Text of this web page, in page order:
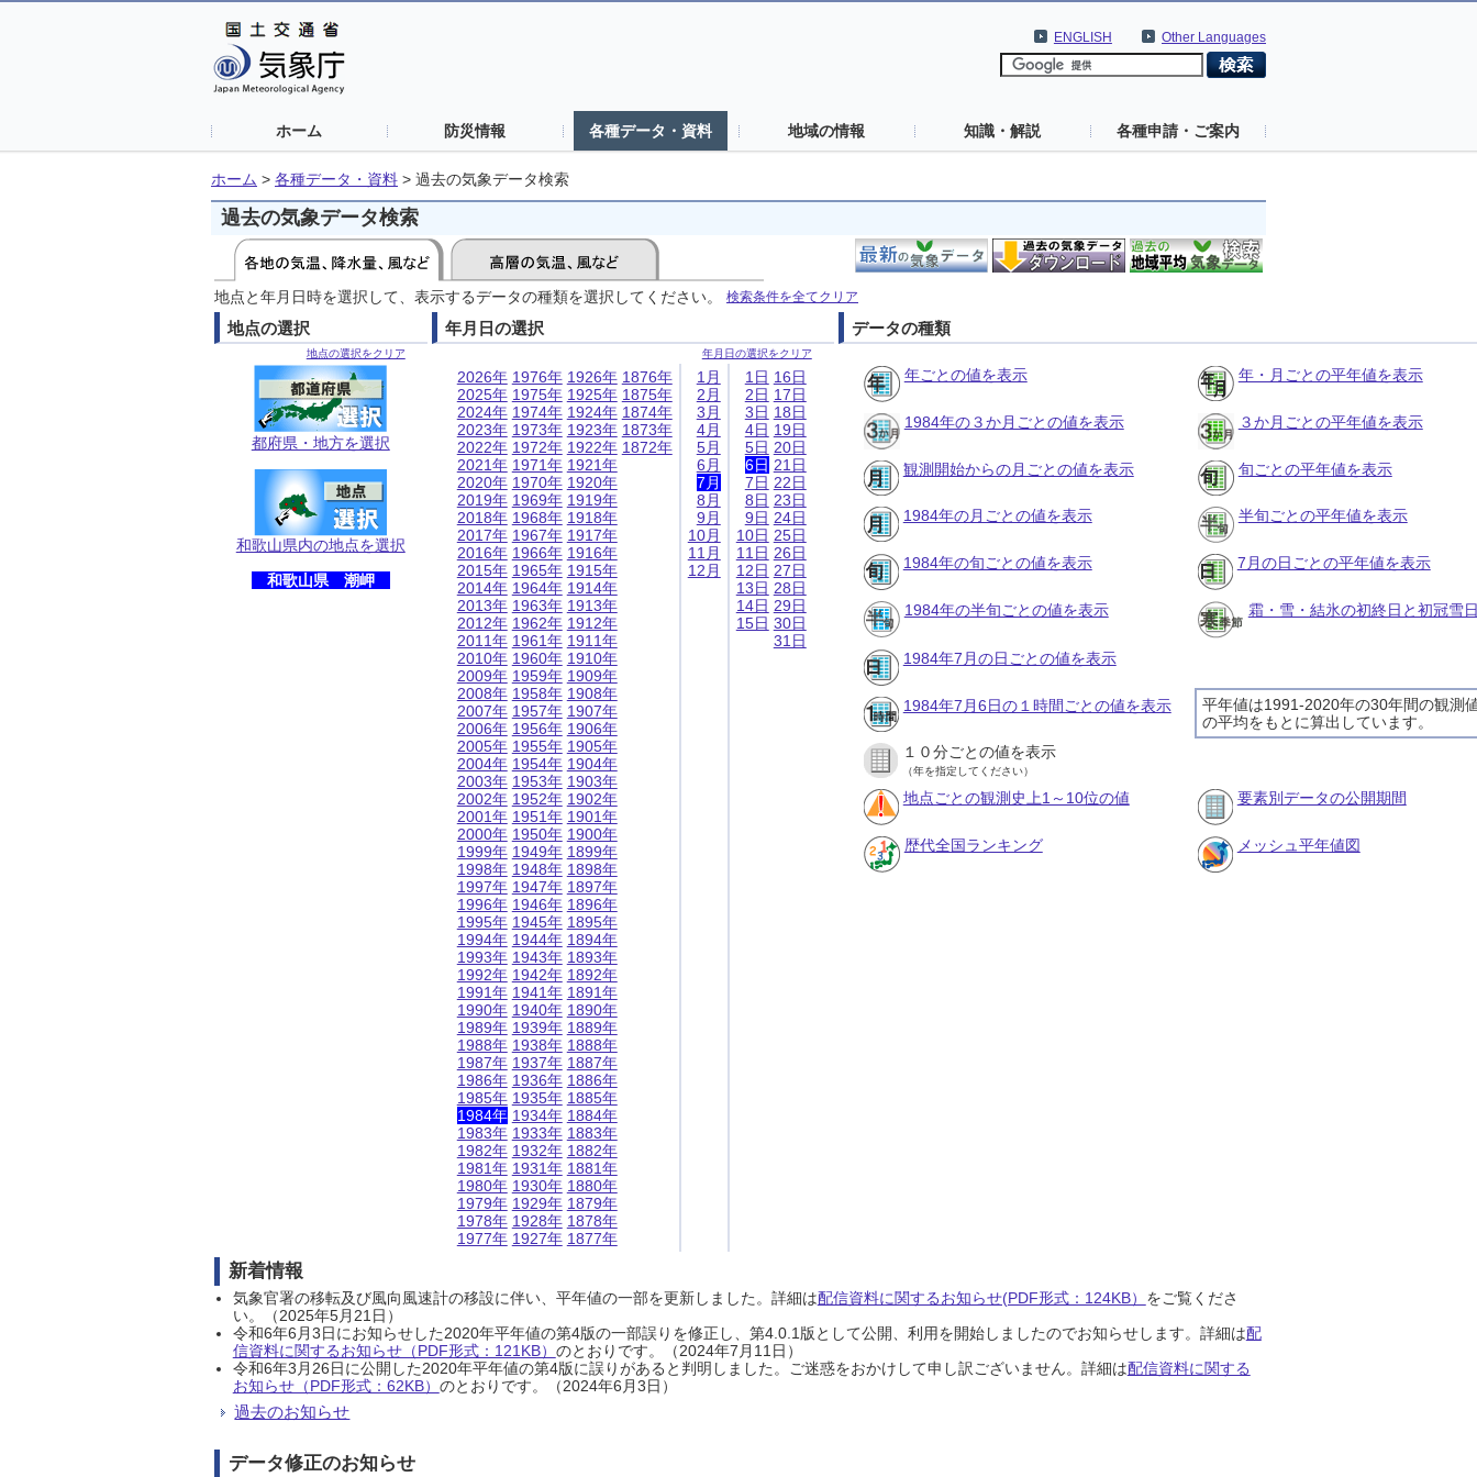
Other Languages
ENGLISH
ホーム 防災情報 各種データ・資料 地域の情報 知識・解説 各種申請・ご案内
ホーム > 各種データ・資料 > 過去の気象データ検索
過去の気象データ検索
地点と年月日時を選択して、表示するデータの種類を選択してください。 検索条件を全てクリア
地点の選択
地点の選択をクリア
都府県・地方を選択
和歌山県内の地点を選択
和歌山県 潮岬
年月日の選択
年月日の選択をクリア
2026年
2025年
2024年
2023年
2022年
2021年
2020年
2019年
2018年
2017年
2016年
2015年
2014年
2013年
2012年
2011年
2010年
2009年
2008年
2007年
2006年
2005年
2004年
2003年
2002年
2001年
2000年
1999年
1998年
1997年
1996年
1995年
1994年
1993年
1992年
1991年
1990年
1989年
1988年
1987年
1986年
1985年
1984年
1983年
1982年
1981年
1980年
1979年
1978年
1977年
1976年
1975年
1974年
1973年
1972年
1971年
1970年
1969年
1968年
1967年
1966年
1965年
1964年
1963年
1962年
1961年
1960年
1959年
1958年
1957年
1956年
1955年
1954年
1953年
1952年
1951年
1950年
1949年
1948年
1947年
1946年
1945年
1944年
1943年
1942年
1941年
1940年
1939年
1938年
1937年
1936年
1935年
1934年
1933年
1932年
1931年
1930年
1929年
1928年
1927年
1926年
1925年
1924年
1923年
1922年
1921年
1920年
1919年
1918年
1917年
1916年
1915年
1914年
1913年
1912年
1911年
1910年
1909年
1908年
1907年
1906年
1905年
1904年
1903年
1902年
1901年
1900年
1899年
1898年
1897年
1896年
1895年
1894年
1893年
1892年
1891年
1890年
1889年
1888年
1887年
1886年
1885年
1884年
1883年
1882年
1881年
1880年
1879年
1878年
1877年
1876年
1875年
1874年
1873年
1872年
1月
2月
3月
4月
5月
6月
7月
8月
9月
10月
11月
12月
1日
2日
3日
4日
5日
6日
7日
8日
9日
10日
11日
12日
13日
14日
15日
16日
17日
18日
19日
20日
21日
22日
23日
24日
25日
26日
27日
28日
29日
30日
31日
データの種類
年ごとの値を表示 年・月ごとの平年値を表示
1984年の３か月ごとの値を表示 ３か月ごとの平年値を表示
観測開始からの月ごとの値を表示 旬ごとの平年値を表示
1984年の月ごとの値を表示 半旬ごとの平年値を表示
1984年の旬ごとの値を表示 7月の日ごとの平年値を表示
1984年の半旬ごとの値を表示 霜・雪・結氷の初終日と初冠雪
1984年7月の日ごとの値を表示
平年値は1991-2020年の30年間の観測
の平均をもとに算出しています。
1984年7月6日の１時間ごとの値を表示
１０分ごとの値を表示
（年を指定してください）
地点ごとの観測史上1～10位の値 要素別データの公開期間
歴代全国ランキング メッシュ平年値図
新着情報
気象官署の移転及び風向風速計の移設に伴い、平年値の一部を更新しました。詳細は配信資料に関するお知らせ(PDF形式：124KB） をご覧くださ
い。（2025年5月21日）
令和6年6月3日にお知らせした2020年平年値の第4版の一部誤りを修正し、第4.0.1版として公開、利用を開始しましたのでお知らせします。詳細は配
信資料に関するお知らせ（PDF形式：121KB） のとおりです。（2024年7月11日）
令和6年3月26日に公開した2020年平年値の第4版に誤りがあると判明しました。ご迷惑をおかけして申し訳ございません。詳細は配信資料に関する
お知らせ（PDF形式：62KB） のとおりです。（2024年6月3日）
過去のお知らせ
データ修正のお知らせ